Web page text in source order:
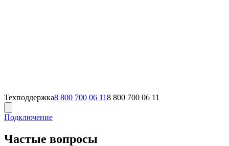
Техподдержка8 800 700 06 118 800 700 06 11
Подключение
Частые вопросы